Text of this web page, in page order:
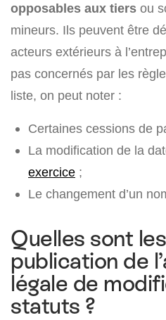
opposables aux tiers ou
mineurs. Ils peuvent être
acteurs extérieurs à
pas concernés par les
liste, on peut noter :
Certaines cessions de
La modification de la
exercice ;
Le changement d’un
Quelles sont
publication de
légale de
statuts ?